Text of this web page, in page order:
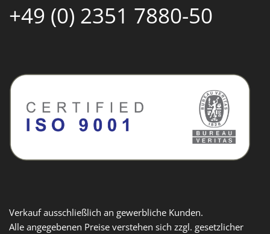
+49 (0) 2351 7880-50
Verkauf ausschließlich an gewerbliche Kunden.
Alle angegebenen Preise verstehen sich zzgl. gesetzlicher